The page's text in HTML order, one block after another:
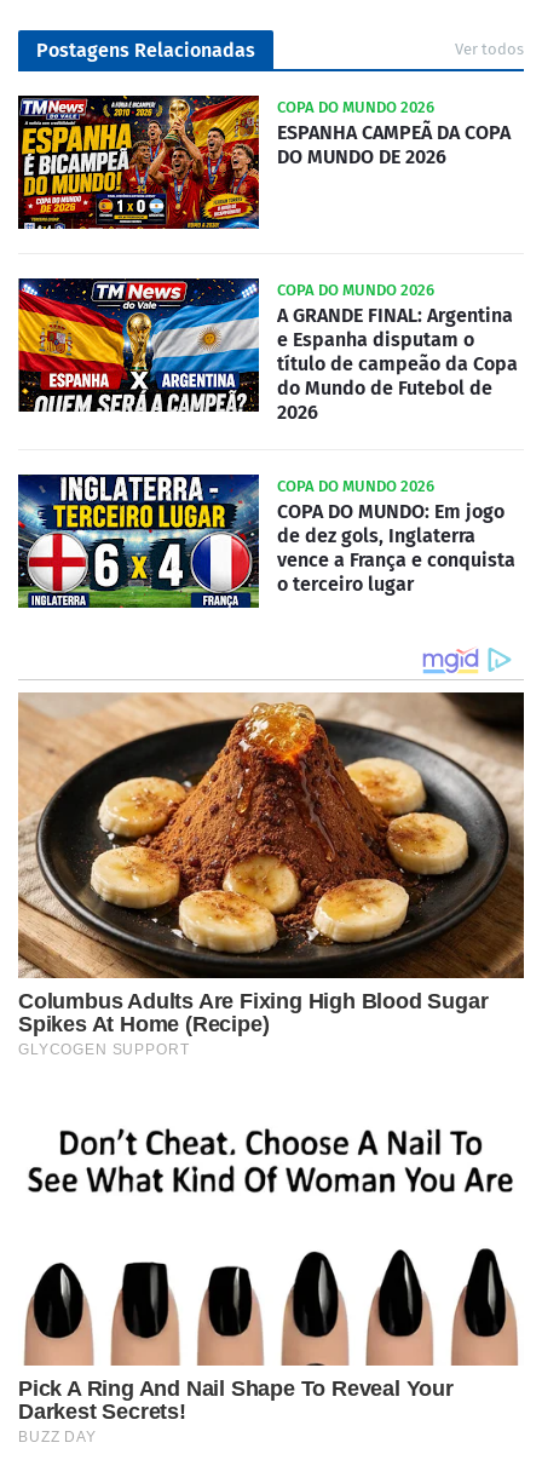
Postagens Relacionadas Ver todos
COPA DO MUNDO 2026
ESPANHA CAMPEÃ DA COPA
DO MUNDO DE 2026
COPA DO MUNDO 2026
A GRANDE FINAL: Argentina
e Espanha disputam o
título de campeão da Copa
do Mundo de Futebol de
2026
COPA DO MUNDO 2026
COPA DO MUNDO: Em jogo
de dez gols, Inglaterra
vence a França e conquista
o terceiro lugar